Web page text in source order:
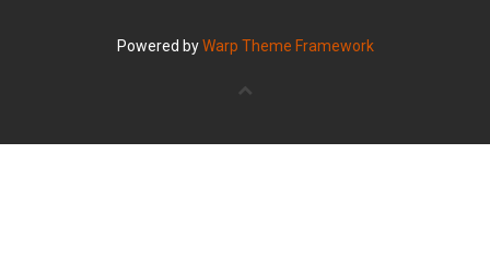
Powered byWarp Theme Framework